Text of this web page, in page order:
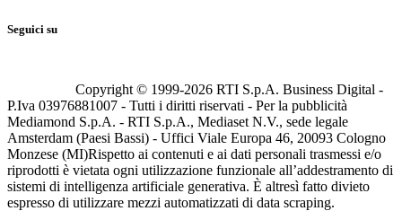
Seguici su
Copyright © 1999-2026 RTI S.p.A. Business Digital -
P.Iva 03976881007 - Tutti i diritti riservati - Per la pubblicità
Mediamond S.p.A. - RTI S.p.A., Mediaset N.V., sede legale
Amsterdam (Paesi Bassi) - Uffici Viale Europa 46, 20093 Cologno
Monzese (MI)Rispetto ai contenuti e ai dati personali trasmessi e/o
riprodotti è vietata ogni utilizzazione funzionale all’addestramento di
sistemi di intelligenza artificiale generativa. È altresì fatto divieto
espresso di utilizzare mezzi automatizzati di data scraping.